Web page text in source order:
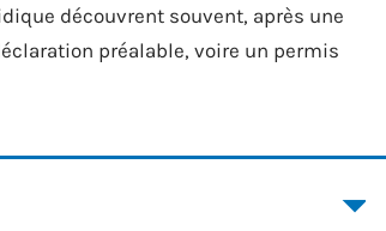
découvrent souvent, après une
préalable, voire un permis